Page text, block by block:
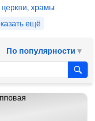
храмы
ещё
По популярности